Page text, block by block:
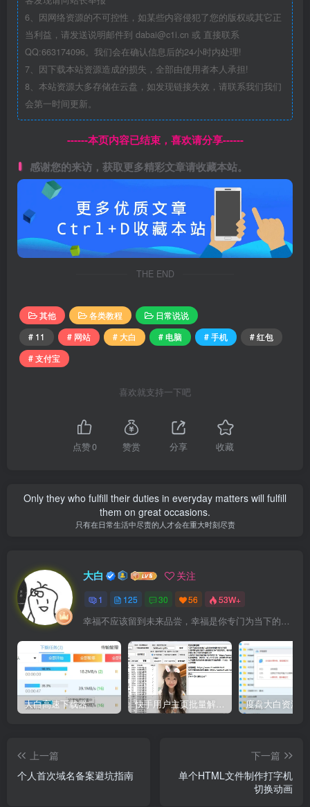
6、因网络资源的不可控性，如某些内容侵犯了您的版权或其它正
当利益，请发送说明邮件到 dabai@c1i.cn 或 直接联系
QQ:663174096。我们会在确认信息后的24小时内处理!
7、因下载本站资源造成的损失，全部由使用者本人承担!
8、本站资源大多存储在云盘，如发现链接失效，请联系我们我们
会第一时间更新。
------本页内容已结束，喜欢请分享------
感谢您的来访，获取更多精彩文章请收藏本站。
THE END
其他 各类教程
日常说说
# 11
# 网站 # 大白 # 电脑 # 手机
# 红包
# 支付宝
喜欢就支持一下吧
点赞0 赞赏 分享 收藏
Only they who fulfill their duties in everyday matters will fulfill
them on great occasions.
只有在日常生活中尽责的人才会在重大时刻尽责
大白 关注
1 125 30 56 53W+
幸福不应该留到未来品尝，幸福是你专门为当下的自己所准备的
大白高速下载器 快手用户主页批量解析工具V2.3
上一篇
个人首次域名备案避坑指南
下一篇
单个HTML文件制作打字机
切换动画